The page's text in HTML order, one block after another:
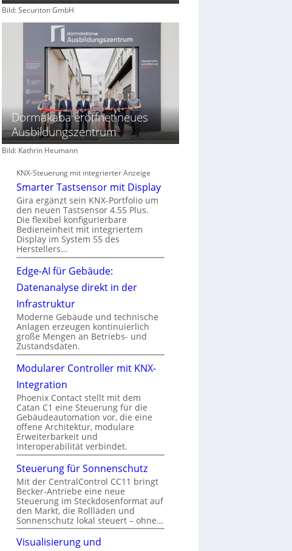
Bild: Securiton GmbH
Dormakaba eröffnet neues
Ausbildungszentrum
Bild: Kathrin Heumann
KNX-Steuerung mit integrierter Anzeige
Smarter Tastsensor mit Display
Gira ergänzt sein KNX-Portfolio um
den neuen Tastsensor 4.55 Plus.
Die flexibel konfigurierbare
Bedieneinheit mit integriertem
Display im System 55 des
Herstellers…
Edge-AI für Gebäude:
Datenanalyse direkt in der
Infrastruktur
Moderne Gebäude und technische
Anlagen erzeugen kontinuierlich
große Mengen an Betriebs- und
Zustandsdaten.
Modularer Controller mit KNX-
Integration
Phoenix Contact stellt mit dem
Catan C1 eine Steuerung für die
Gebäudeautomation vor, die eine
offene Architektur, modulare
Erweiterbarkeit und
Interoperabilität verbindet.
Steuerung für Sonnenschutz
Mit der CentralControl CC11 bringt
Becker-Antriebe eine neue
Steuerung im Steckdosenformat auf
den Markt, die Rollläden und
Sonnenschutz lokal steuert – ohne…
Visualisierung und